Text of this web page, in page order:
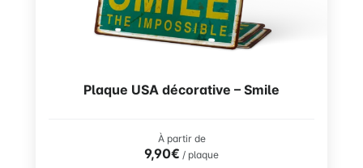
Plaque USA décorative – Smile
À partir de
9,90€ / plaque